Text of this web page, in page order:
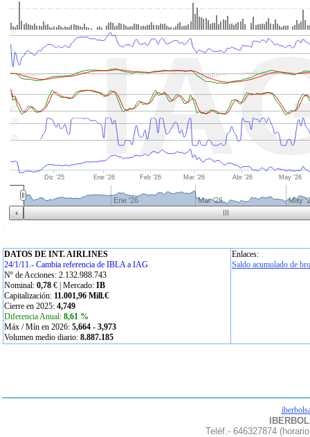
DATOS DE INT. AIRLINES
24/1/11.- Cambia referencia de IBLA a IAG
Nº de Acciones: 2.132.988.743
Nominal: 0,78 € | Mercado: IB
Capitalización: 11.001,96 Mill.€
Cierre en 2025: 4,749
Diferencia Anual: 8,61 %
Máx / Mín en 2026: 5,664 - 3,973
Volumen medio diario: 8.887.185
Enlaces:
Saldo acumulado de
Teléf.- 646327874